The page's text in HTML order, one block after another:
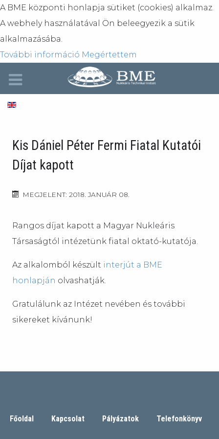
A BME központi honlapja sütiket (cookies) alkalmaz.
A webhely használatával Ön beleegyezik a sütik
alkalmazásába.
További információ Megértettem
Kis Dániel Péter Fermi Fiatal Kutatói
Díjat kapott
MEGJELENT: 2018. JANUÁR 08.
Rangos díjat kapott a Magyar Nukleáris
Társaságtól intézetünk fiatal oktató-kutatója.
Az alkalomból készült interjút a BME
honlapján olvashatják.
Gratulálunk az Intézet nevében és további
sikereket kívánunk!
Főoldal Kapcsolat Pályázatok Telefonkönyv